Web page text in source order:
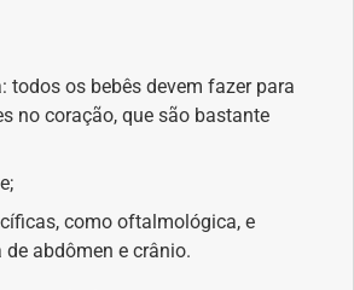
todos os bebês devem fazer para
no coração, que são bastante
como oftalmológica, e
abdômen e crânio.